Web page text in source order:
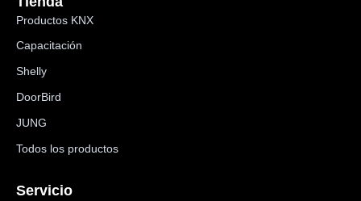
Productos KNX
Capacitación
Shelly
DoorBird
JUNG
Todos los productos
Servicio